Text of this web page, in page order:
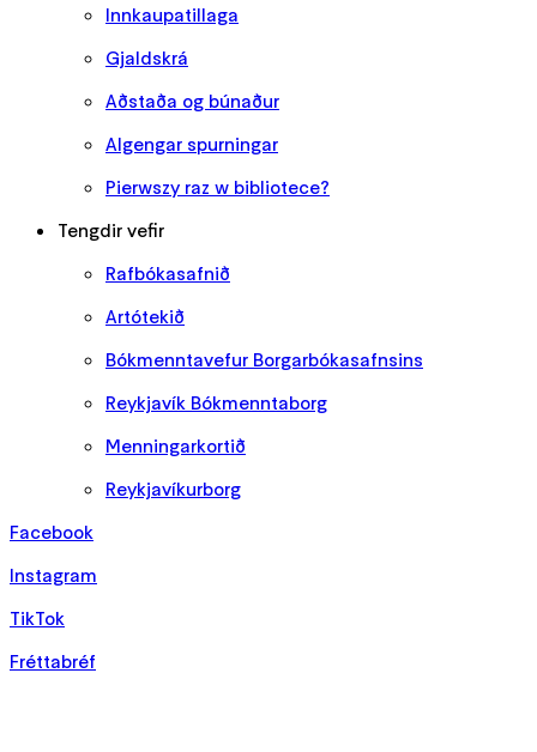
Innkaupatillaga
Gjaldskrá
Aðstaða og búnaður
Algengar spurningar
Pierwszy raz w bibliotece?
Tengdir vefir
Rafbókasafnið
Artótekið
Bókmenntavefur Borgarbókasafnsins
Reykjavík Bókmenntaborg
Menningarkortið
Reykjavíkurborg
Facebook
Instagram
TikTok
Fréttabréf